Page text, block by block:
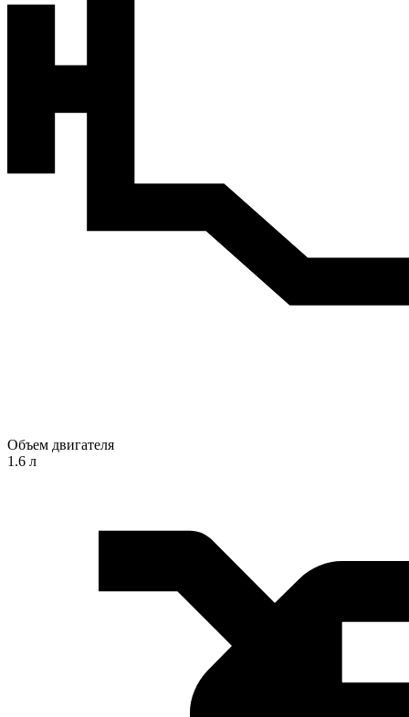
Объем двигателя
1.6 л